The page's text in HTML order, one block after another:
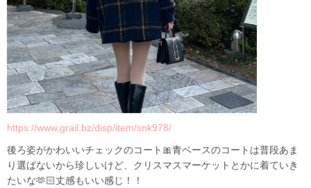
https://www.grail.bz/disp/item/snk978/
後ろ姿がかわいいチェックのコート🎀青ベースのコートは普段あま
り選ばないから珍しいけど、クリスマスマーケットとかに着ていき
たいな🫶🏻丈感もいい感じ！！